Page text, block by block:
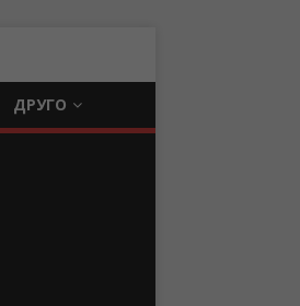
ДРУГО